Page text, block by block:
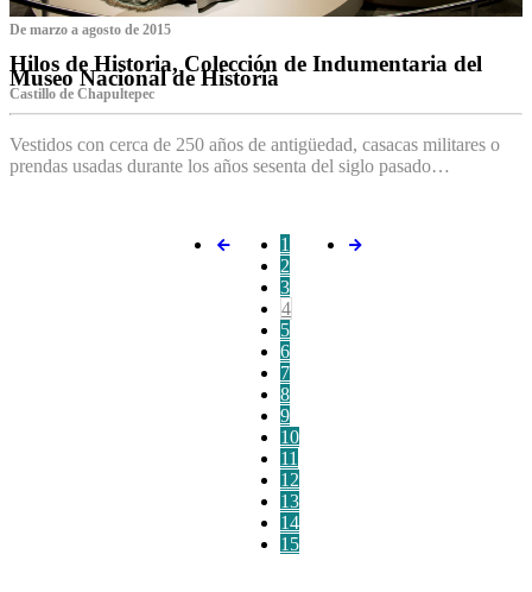
De marzo a agosto de 2015
Hilos de Historia, Colección de Indumentaria del
Museo Nacional de Historia
Castillo de Chapultepec
Vestidos con cerca de 250 años de antigüedad, casacas militares o
prendas usadas durante los años sesenta del siglo pasado…
1
2
3
4
5
6
7
8
9
10
11
12
13
14
15